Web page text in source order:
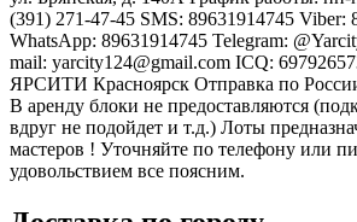
(391) 271-47-45 SMS: 89631914745 Viber:
WhatsApp: 89631914745 Telegram:
mail: yarcity124@gmail.com ICQ:
ЯРСИТИ Красноярск Отправка по
В аренду блоки не предоставляются
вдруг не подойдет и т.д.) Лоты
мастеров ! Уточняйте по телефону или
удовольствием все поясним.